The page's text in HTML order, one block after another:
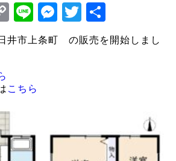
Copy
Link
LineMessenger
Twitter
有
井市上条町 の販売を開始しまし
こちら